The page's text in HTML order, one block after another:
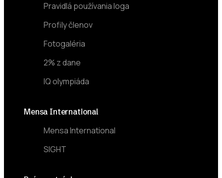
Pravidlá používania loga
Profily členov
Fotogaléria
2% z dane
IQ olympiáda
Mensa International
Mensa International
SIGHT